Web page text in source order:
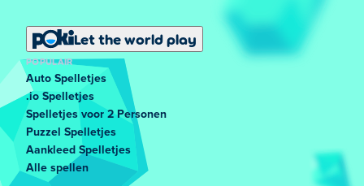
Let the world play
POPULAIR
Auto Spelletjes
.io Spelletjes
Spelletjes voor 2 Personen
Puzzel Spelletjes
Aankleed Spelletjes
Alle spellen